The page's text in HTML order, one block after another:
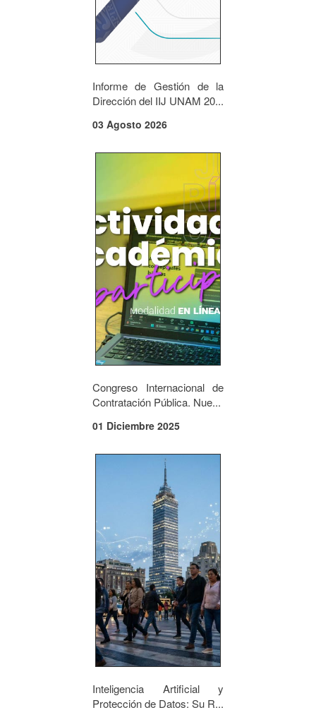
Informe de Gestión de la
Dirección del IIJ UNAM 20...
03 Agosto 2026
Congreso Internacional de
Contratación Pública. Nue...
01 Diciembre 2025
Inteligencia Artificial y
Protección de Datos: Su R...